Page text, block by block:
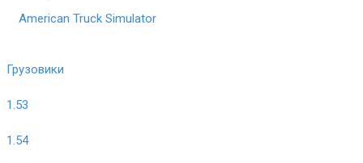
American Truck Simulator
Грузовики
1.53
1.54